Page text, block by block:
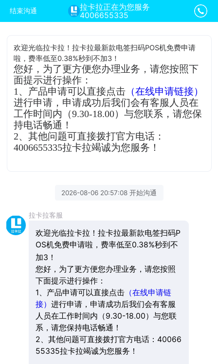
结束沟通
拉卡拉正在为您服务
4006655335
欢迎光临拉卡拉！拉卡拉最新款电签扫码POS机免费申请
啦，费率低至0.38%秒到不加3！
您好，为了更方便您办理业务，请您按照下
面提示进行操作：
1、产品申请可以直接点击 （在线申请链接）
进行申请，申请成功后我们会有客服人员在
工作时间内（9.30-18.00）与您联系，请您保
持电话畅通！
2、其他问题可直接拨打官方电话：
4006655335拉卡拉竭诚为您服务！
2026-08-06 20:57:08 开始沟通
拉卡拉客服
欢迎光临拉卡拉！拉卡拉最新款电签扫码P
OS机免费申请啦，费率低至0.38%秒到不
加3！
您好，为了更方便您办理业务，请您按照
下面提示进行操作：
1、产品申请可以直接点击（在线申请链
接） 进行申请，申请成功后我们会有客服
人员在工作时间内（9.30-18.00）与您联
系，请您保持电话畅通！
2、其他问题可直接拨打官方电话：40066
55335拉卡拉竭诚为您服务！